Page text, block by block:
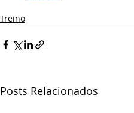
Treino
Posts Relacionados